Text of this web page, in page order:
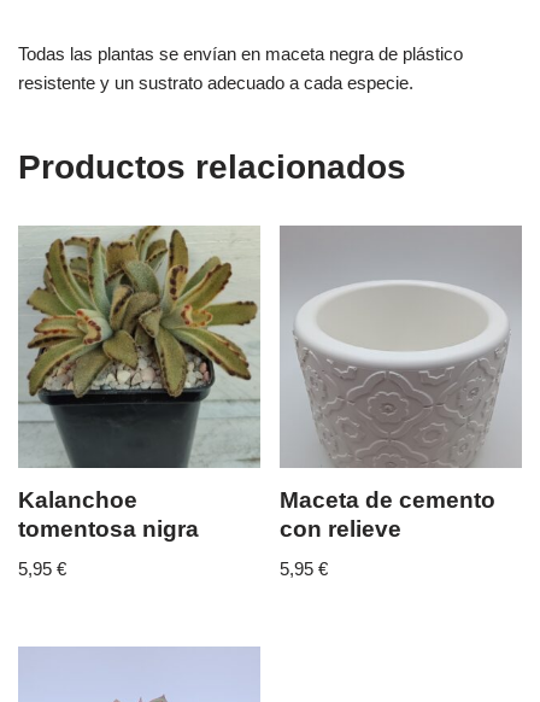
Todas las plantas se envían en maceta negra de plástico
resistente y un sustrato adecuado a cada especie.
Productos relacionados
Kalanchoe
tomentosa nigra
5,95 €
Maceta de cemento
con relieve
5,95€